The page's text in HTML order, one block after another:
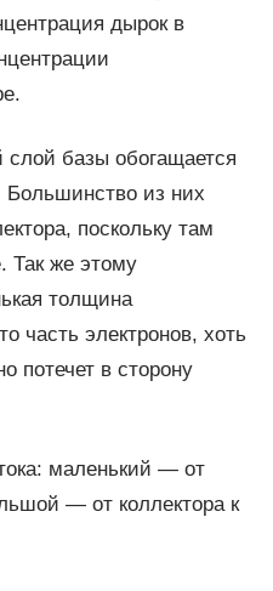
дырок в
слой базы обогащается
из них
поскольку там
Так же этому
толщина
часть электронов, хоть
потечет в сторону
маленький — от
— от коллектора к